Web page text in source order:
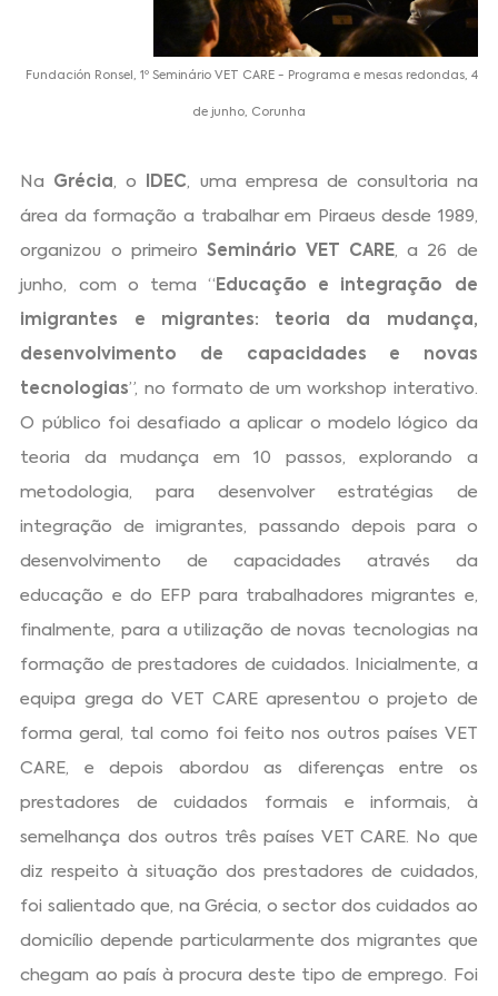
Fundación Ronsel, 1º Seminário VET CARE - Programa e mesas redondas, 4
de junho, Corunha
Na Grécia , o IDEC , uma empresa de consultoria na
área da formação a trabalhar em Piraeus desde 1989,
organizou o primeiro Seminário VET CARE , a 26 de
junho, com o tema “ Educação e integração de
imigrantes e migrantes: teoria da mudança,
desenvolvimento de capacidades e novas
tecnologias”, no formato de um workshop interativo.
O público foi desafiado a aplicar o modelo lógico da
teoria da mudança em 10 passos, explorando a
metodologia, para desenvolver estratégias de
integração de imigrantes, passando depois para o
desenvolvimento de capacidades através da
educação e do EFP para trabalhadores migrantes e,
finalmente, para a utilização de novas tecnologias na
formação de prestadores de cuidados. Inicialmente, a
equipa grega do VET CARE apresentou o projeto de
forma geral, tal como foi feito nos outros países VET
CARE, e depois abordou as diferenças entre os
prestadores de cuidados formais e informais, à
semelhança dos outros três países VET CARE. No que
diz respeito à situação dos prestadores de cuidados,
foi salientado que, na Grécia, o sector dos cuidados ao
domicílio depende particularmente dos migrantes que
chegam ao país à procura deste tipo de emprego. Foi